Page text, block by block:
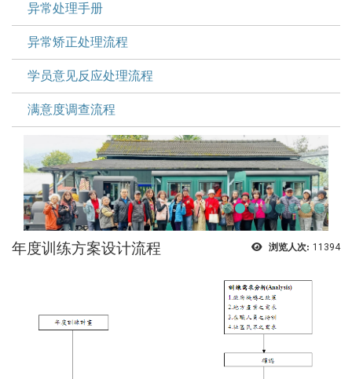
异常处理手册
异常矫正处理流程
学员意见反应处理流程
满意度调查流程
浏览人次: 11394
年度训练方案设计流程